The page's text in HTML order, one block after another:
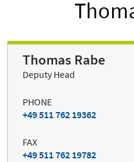
Thomas Rabe
Deputy Head
PHONE
+49 511 762 19362
FAX
+49 511 762 19782